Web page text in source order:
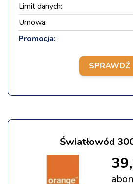
Limit danych:
Umowa:
Promocja:
SPRAWDŹ
Światłowód